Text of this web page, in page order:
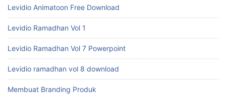
Levidio Animatoon Free Download
Levidio Ramadhan Vol 1
Levidio Ramadhan Vol 7 Powerpoint
Levidio ramadhan vol 8 download
Membuat Branding Produk